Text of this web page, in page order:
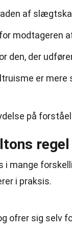
af
modtageren
den, der
er
på
mange
i praksis.
ofrer sig selv